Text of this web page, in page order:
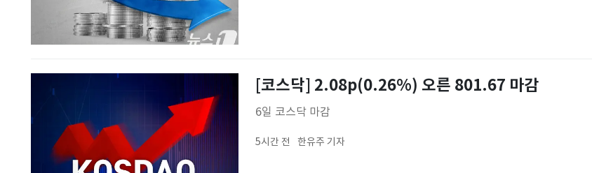
[코스닥] 2.08p(0.26%) 오른 801.67 마감
6일 코스닥 마감
5시간 전 한유주 기자